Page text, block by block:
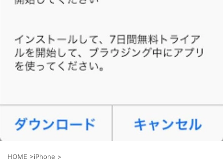
HOME >iPhone >